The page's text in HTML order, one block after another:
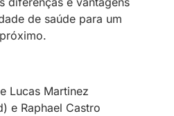
de saúde para um
Lucas Martinez
e Raphael Castro